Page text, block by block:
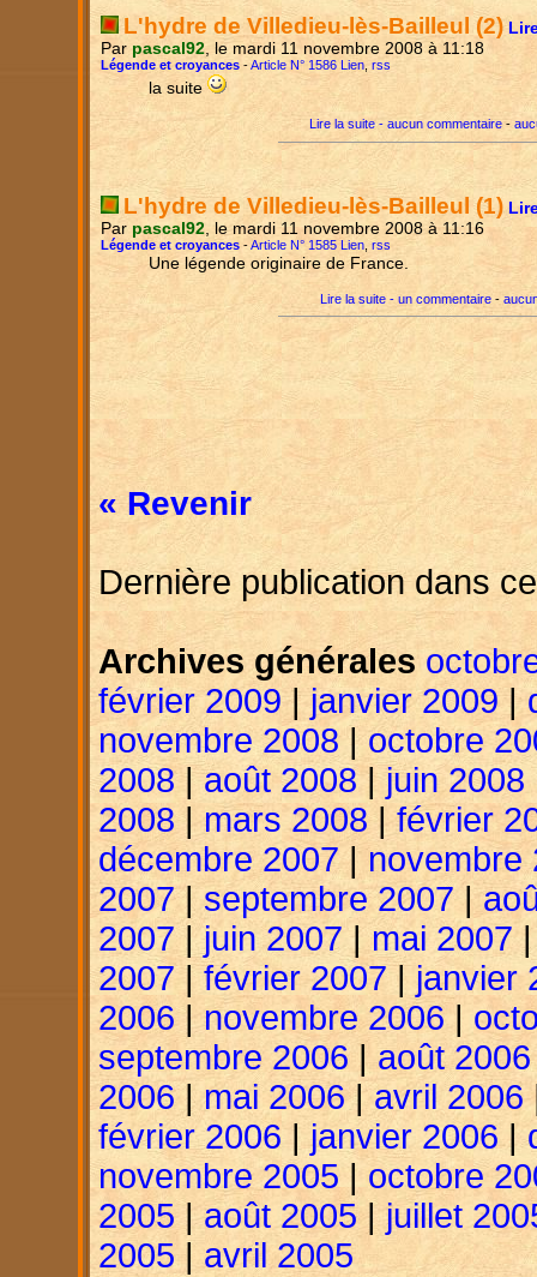
L'hydre de Villedieu-lès-Bailleul (2)
Par pascal92 , le mardi 11 novembre 2008 à 11:18
Légende et croyances -Article N° 1586 Lien rss
la suite
Lire la suite - aucun commentaire -
L'hydre de Villedieu-lès-Bailleul (1)
Par pascal92 , le mardi 11 novembre 2008 à 11:16
Légende et croyances -Article N° 1585 Lien rss
Une légende originaire de France.
Lire la suite - un commentaire -
« Revenir
Dernière publication dans
Archives générales
février 2009| janvier 2009|
novembre 2008| octobre
2008|août 2008 | juin 2008
2008| mars 2008| février
décembre 2007 | novembre
2007| septembre 2007 |
2007| juin 2007 |mai 2007
2007|février 2007| janvier
2006| novembre 2006
septembre 2006
août 2006
2006| mai 2006|avril 2006
février 2006
janvier 2006|
novembre 2005
octobre
2005 |août 2005|juillet
2005| avril 2005